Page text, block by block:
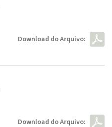
Download do Arquivo:
Download do Arquivo: